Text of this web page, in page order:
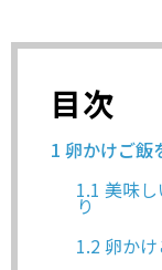
目次
1 卵かけご飯
1.1 美味
り
1.2 卵かけ